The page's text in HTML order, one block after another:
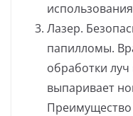
Лазер.
папилломы.
обработки
выпаривает
Преимущество